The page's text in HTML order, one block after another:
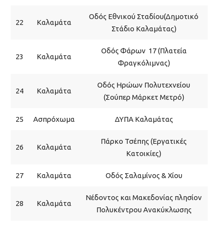
22 Καλαμάτα
Οδός Εθνικού Σταδίου(Δημοτικό
Στάδιο Καλαμάτας)
23 Καλαμάτα
Οδός Φάρων 17 (Πλατεία
Φραγκόλιμνας)
24 Καλαμάτα
Οδός Ηρώων Πολυτεχνείου
(Σούπερ Μάρκετ Μετρό)
25 Ασπρόχωμα ΔΥΠΑ Καλαμάτας
26 Καλαμάτα
Πάρκο Τσέπης (Εργατικές
Κατοικίες)
27 Καλαμάτα Οδός Σαλαμίνος & Χίου
28 Καλαμάτα
Νέδοντος και Μακεδονίας πλησίον
Πολυκέντρου Ανακύκλωσης